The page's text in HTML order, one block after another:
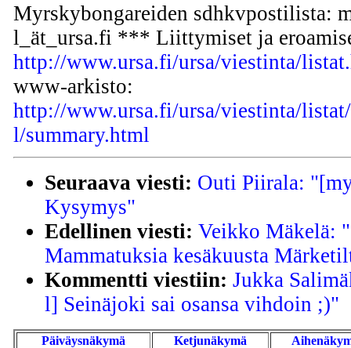
Myrskybongareiden sdhkvpostilista:
l_ät_ursa.fi *** Liittymiset ja
http://www.ursa.fi/ursa/viestinta/
www-arkisto:
http://www.ursa.fi/ursa/viestinta/
l/summary.html
Seuraava viesti: Outi Piirala:
Kysymys"
Edellinen viesti: Veikko Mäkelä:
Mammatuksia kesäkuusta
Kommentti viestiin: Jukka
l] Seinäjoki sai osansa vihdoin ;)"
Päiväysnäkymä Ketjunäkymä